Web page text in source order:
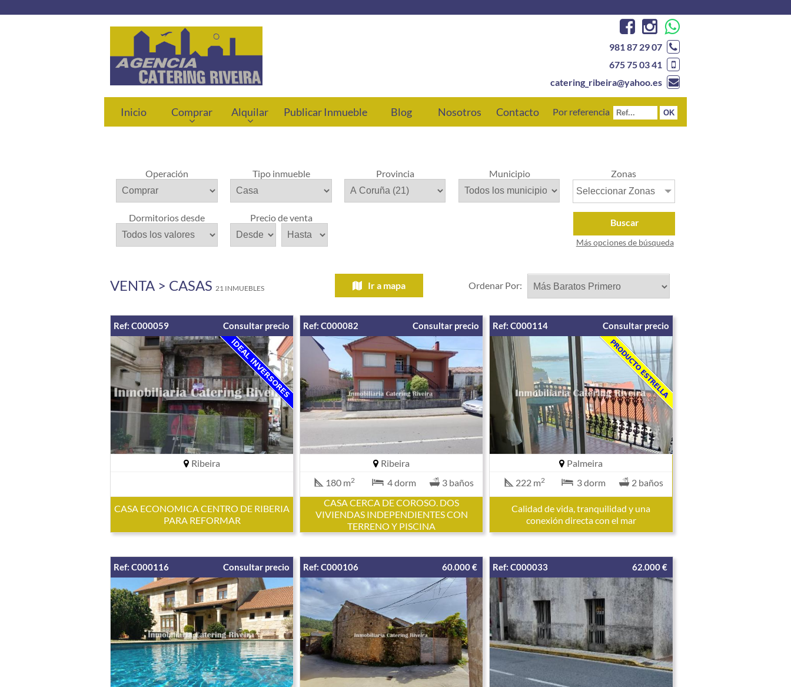
981 87 29 07
675 75 03 41
catering_ribeira@yahoo.es
Inicio Comprar Alquilar Publicar Inmueble Blog Nosotros Contacto Por referencia
Operación Tipo inmueble Provincia Municipio Zonas
Seleccionar Zonas
Dormitorios desde Precio de venta Buscar
Más opciones de búsqueda
VENTA > CASAS 21 INMUEBLES Ir a mapa Ordenar Por:
Ref: C000059 Consultar precio
Ribeira
CASA ECONOMICA CENTRO DE RIBERIA
PARA REFORMAR
Ref: C000082 Consultar precio
Ribeira
180 m2 4 dorm
3 baños
CASA CERCA DE COROSO. DOS
VIVIENDAS INDEPENDIENTES CON
TERRENO Y PISCINA
Ref: C000114 Consultar precio
Palmeira
222 m2 3 dorm 2 baños
Calidad de vida, tranquilidad y una
conexión directa con el mar
Ref: C000116 Consultar precio Ref: C000106 60.000 € Ref: C000033 62.000 €